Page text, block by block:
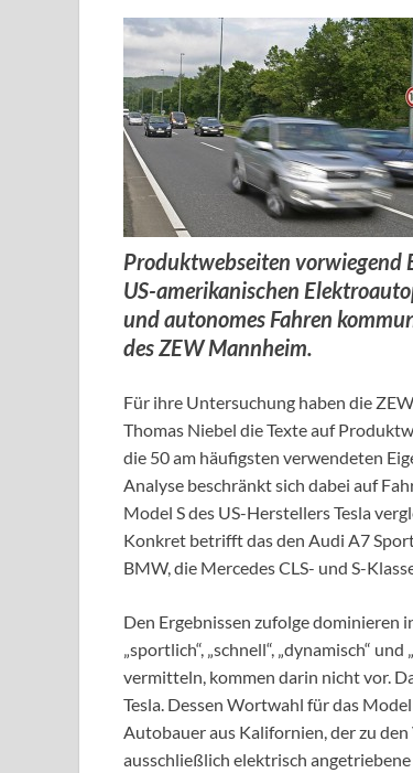
Produktwebseiten vorwiegend
US-amerikanischen
und autonomes Fahren
des ZEW Mannheim.
Für ihre Untersuchung haben die
Thomas Niebel die Texte auf
die 50 am häufigsten verwendeten
Analyse beschränkt sich dabei auf
Model S des US-Herstellers Tesla
Konkret betrifft das den Audi A7
BMW, die Mercedes CLS- und S-
Den Ergebnissen zufolge
„sportlich“, „schnell“, „dynamisch“
vermitteln, kommen darin nicht vor.
Tesla. Dessen Wortwahl für das
Autobauer aus Kalifornien, der zu
ausschließlich elektrisch